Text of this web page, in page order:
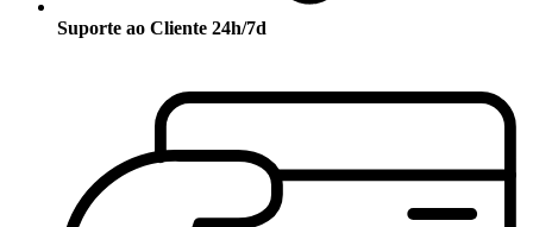
Suporte ao Cliente 24h/7d